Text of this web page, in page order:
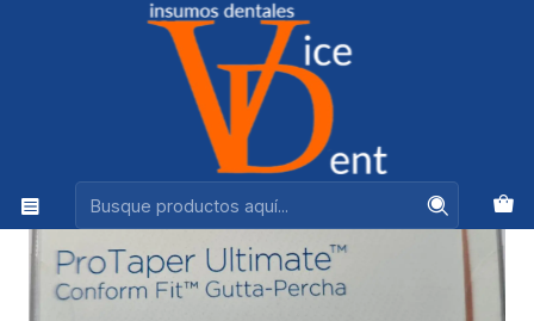
Ventas +56944575313
ENDODONCIA
CONO DE GUTAPERCHA PROTAPER ULTIMATE